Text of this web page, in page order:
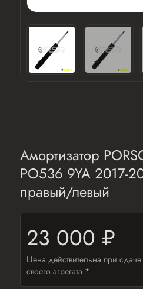
Амортизатор
PO536 9YA 2017-
правый/левый
23 000 ₽
Цена действительна при сдаче
своего агрегата *